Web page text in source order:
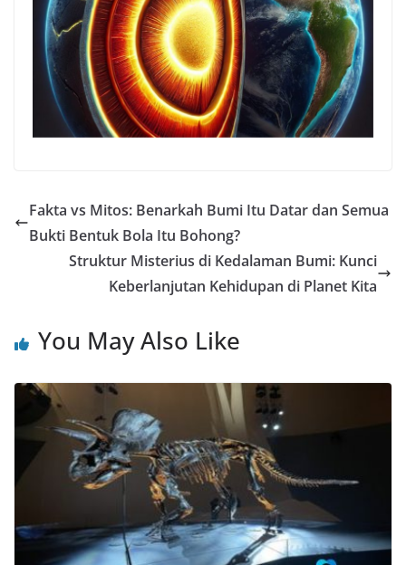
Fakta vs Mitos: Benarkah Bumi Itu Datar dan Semua
Bukti Bentuk Bola Itu Bohong?
Struktur Misterius di Kedalaman Bumi: Kunci
Keberlanjutan Kehidupan di Planet Kita
You May Also Like